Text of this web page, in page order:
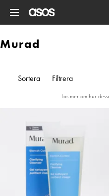
Murad
Sortera Filtrera
Läs mer om hur